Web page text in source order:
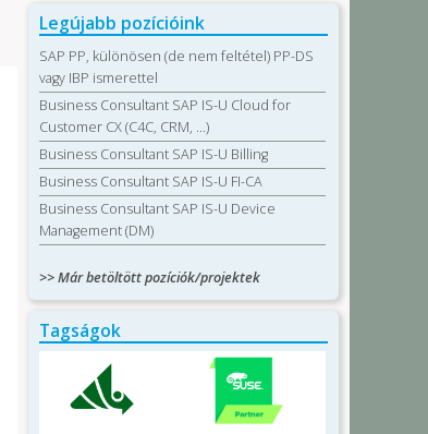
Legújabb pozícióink
SAP PP, különösen (de nem feltétel) PP-DS
vagy IBP ismerettel
Business Consultant SAP IS-U Cloud for
Customer CX (C4C, CRM, …)
Business Consultant SAP IS-U Billing
Business Consultant SAP IS-U FI-CA
Business Consultant SAP IS-U Device
Management (DM)
>> Már betöltött pozíciók/projektek
Tagságok